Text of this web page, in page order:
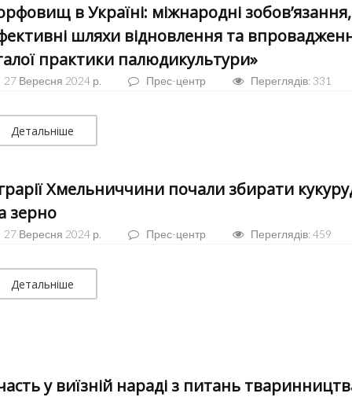
в Україні: міжнародні зобов’язання,
шляхи відновлення та
практики палюдикультури»
27 Вересня 2024 р. Прес-центр Переглядів: 331
Детальніше
Хмельниччини почали збирати
зерно
27 Вересня 2024 р. Прес-центр Переглядів: 459
Детальніше
у виїзній нараді з питань